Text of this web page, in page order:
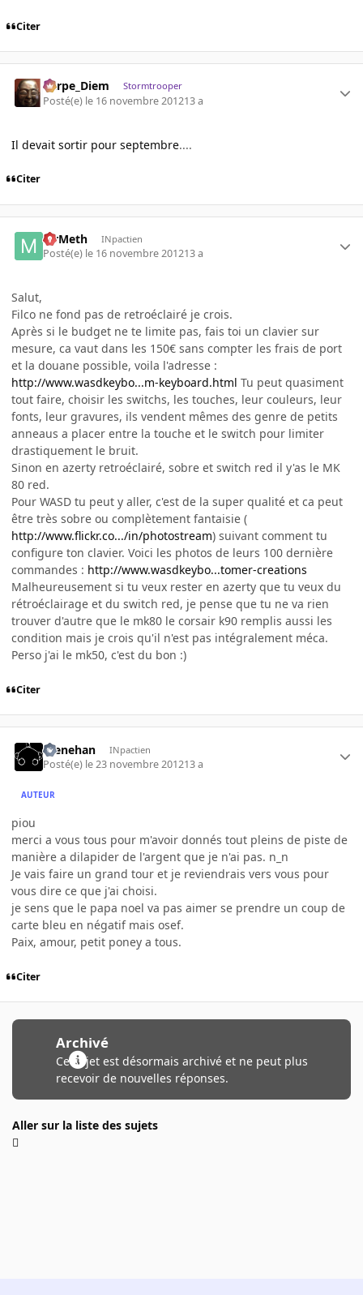
Citer
Carpe_Diem Stormtrooper
Posté(e) le 16 novembre 201213 a
Il devait sortir pour septembre....
Citer
MrMeth INpactien
Posté(e) le 16 novembre 201213 a
Salut,
Filco ne fond pas de retroéclairé je crois.
Après si le budget ne te limite pas, fais toi un clavier sur
mesure, ca vaut dans les 150€ sans compter les frais de port
et la douane possible, voila l'adresse :
http://www.wasdkeybo...m-keyboard.html Tu peut quasiment
tout faire, choisir les switchs, les touches, leur couleurs, leur
fonts, leur gravures, ils vendent mêmes des genre de petits
anneaus a placer entre la touche et le switch pour limiter
drastiquement le bruit.
Sinon en azerty retroéclairé, sobre et switch red il y'as le MK
80 red.
Pour WASD tu peut y aller, c'est de la super qualité et ca peut
être très sobre ou complètement fantaisie (
http://www.flickr.co.../in/photostream) suivant comment tu
configure ton clavier. Voici les photos de leurs 100 dernière
commandes : http://www.wasdkeybo...tomer-creations
Malheureusement si tu veux rester en azerty que tu veux du
rétroéclairage et du switch red, je pense que tu ne va rien
trouver d'autre que le mk80 le corsair k90 remplis aussi les
condition mais je crois qu'il n'est pas intégralement méca.
Perso j'ai le mk50, c'est du bon :)
Citer
menehan INpactien
Posté(e) le 23 novembre 201213 a
AUTEUR
piou
merci a vous tous pour m'avoir donnés tout pleins de piste de
manière a dilapider de l'argent que je n'ai pas. n_n
Je vais faire un grand tour et je reviendrais vers vous pour
vous dire ce que j'ai choisi.
je sens que le papa noel va pas aimer se prendre un coup de
carte bleu en négatif mais osef.
Paix, amour, petit poney a tous.
Citer
Archivé
Ce sujet est désormais archivé et ne peut plus
recevoir de nouvelles réponses.
Aller sur la liste des sujets